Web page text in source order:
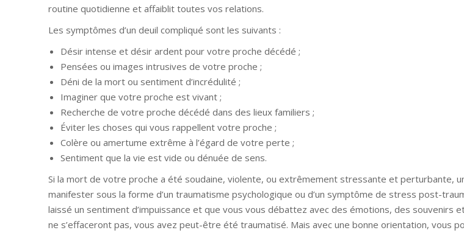
routine quotidienne et affaiblit toutes vos relations.
Les symptômes d’un deuil compliqué sont les suivants :
Désir intense et désir ardent pour votre proche décédé ;
Pensées ou images intrusives de votre proche ;
Déni de la mort ou sentiment d’incrédulité ;
Imaginer que votre proche est vivant ;
Recherche de votre proche décédé dans des lieux familiers ;
Éviter les choses qui vous rappellent votre proche ;
Colère ou amertume extrême à l’égard de votre perte ;
Sentiment que la vie est vide ou dénuée de sens.
Si la mort de votre proche a été soudaine, violente, ou extrêmement stressante et perturbante,
manifester sous la forme d’un traumatisme psychologique ou d’un symptôme de stress post-
laissé un sentiment d’impuissance et que vous vous débattez avec des émotions, des souvenirs
ne s’effaceront pas, vous avez peut-être été traumatisé. Mais avec une bonne orientation, vous